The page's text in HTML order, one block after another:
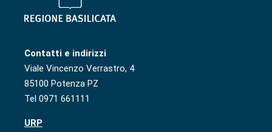
Contatti e indirizzi
Viale Vincenzo Verrastro, 4
85100 Potenza PZ
Tel 0971 661111
URP